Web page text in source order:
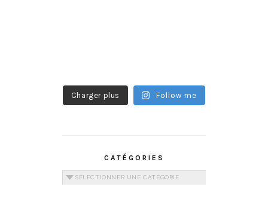
Charger plus Follow me
CATÉGORIES
Catégories